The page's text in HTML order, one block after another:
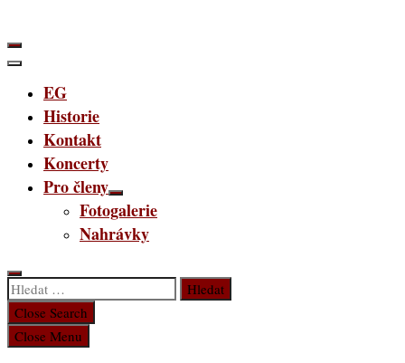
to
content
EG
Historie
Kontakt
Koncerty
Pro členy
Fotogalerie
Nahrávky
Vyhledávání
Close Search
Close Menu